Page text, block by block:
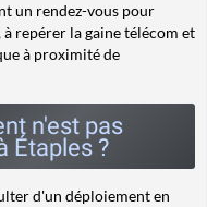
un rendez-vous pour
à repérer la gaine télécom et
à proximité de
n'est pas
Étaples ?
d'un déploiement en